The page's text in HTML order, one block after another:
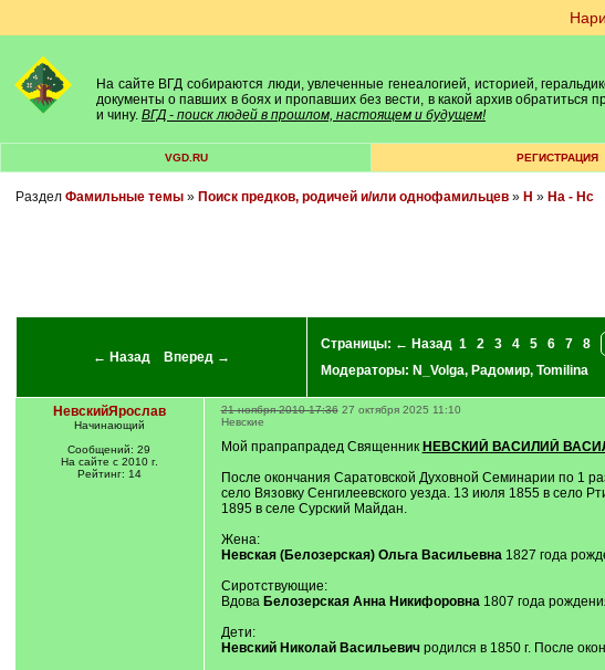
На сайте ВГД собираются люди, увлеченные генеалогией, историей,
документы о павших в боях и пропавших без вести, в какой архив
и чину. ВГД - поиск людей в прошлом, настоящем и будущем!
VGD.RU РЕГИСТРАЦИЯ
Раздел Фамильные темы» Поиск предков, родичей и/или однофамильцев» Н » На - Нс
← Назад Вперед →
Страницы: ← Назад 1 2 3 4 5 6 7 8
Модераторы: N_Volga, Радомир, Tomilina
НевскийЯрослав
Начинающий
Сообщений: 29
На сайте с 2010 г.
Рейтинг: 14
21 ноября 2010 17:36 27 октября 2025 11:10
Невские
Мой прапрапрадед Священник НЕВСКИЙ ВАСИЛИЙ
После окончания Саратовской Духовной Семинарии по 1
село Вязовку Сенгилеевского уезда. 13 июля 1855 в село
1895 в селе Сурский Майдан.
Жена:
Невская (Белозерская) Ольга Васильевна1827 года
Сиротствующие:
Вдова Белозерская Анна Никифоровна1807 года
Дети:
Невский Николай Васильевичродился в 1850 г. После